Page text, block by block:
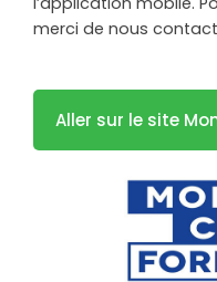
merci de nous
Aller sur le site